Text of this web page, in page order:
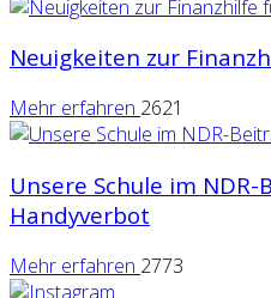
Neuigkeiten zur
Mehr erfahren 2621
Unsere Schule im
Handyverbot
Mehr erfahren 2773